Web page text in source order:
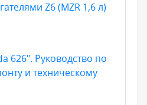
Z6 (MZR 1,6 л)
626". Руководство по
и техническому